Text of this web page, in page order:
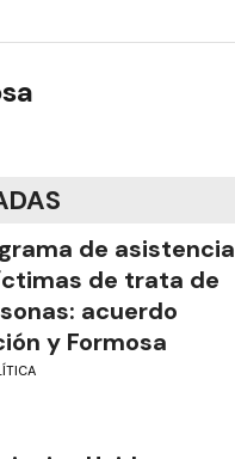
de asistencia
de trata de
acuerdo
y Formosa